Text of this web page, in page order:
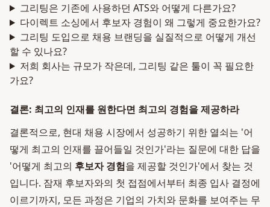
그리팅은 기존에 사용하던 ATS와 어떻게 다른가요?
다이렉트 소싱에서 후보자 경험이 왜 그렇게 중요한가요?
그리팅 도입으로 채용 브랜딩을 실질적으로 어떻게 개선
할 수 있나요?
저희 회사는 규모가 작은데, 그리팅 같은 툴이 꼭 필요한
가요?
결론: 최고의 인재를 원한다면 최고의 경험을 제공하라
결론적으로, 현대 채용 시장에서 성공하기 위한 열쇠는 '어
떻게 최고의 인재를 끌어들일 것인가'라는 질문에 대한 답을
'어떻게 최고의 후보자 경험을 제공할 것인가'에서 찾는 것
입니다. 잠재 후보자와의 첫 접점에서부터 최종 입사 결정에
이르기까지, 모든 과정은 기업의 가치와 문화를 보여주는 무